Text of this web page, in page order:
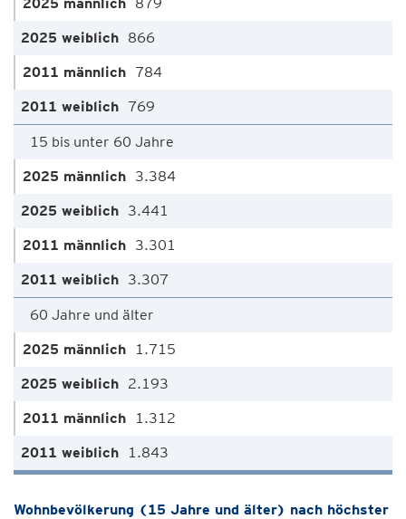
866
784
769
15 bis unter 60 Jahre
3.384
3.441
3.301
3.307
60 Jahre und älter
1.715
2.193
1.312
1.843
Wohnbevölkerung (15 Jahre und älter) nach höchster